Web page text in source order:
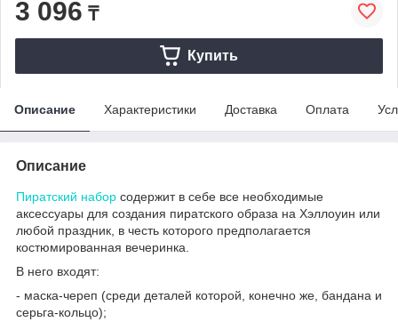
3 096 ₸
Купить
Описание Характеристики Доставка Оплата
Описание
Пиратский набор содержит в себе все необходимые
аксессуары для создания пиратского образа на Хэллоуин или
любой праздник, в честь которого предполагается
костюмированная вечеринка.
В него входят:
- маска-череп (среди деталей которой, конечно же, бандана и
серьга-кольцо);